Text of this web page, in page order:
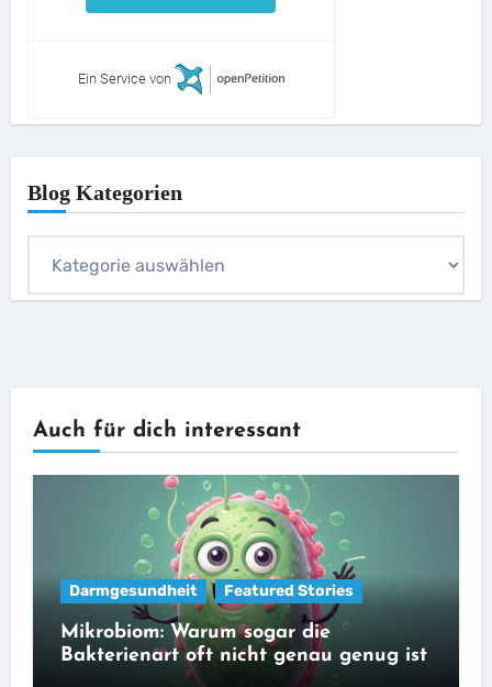
Ein Service von
Blog Kategorien
Kategorien
Auch für dich interessant
Darmgesundheit Featured Stories
Mikrobiom: Warum sogar die
Bakterienart oft nicht genau genug ist